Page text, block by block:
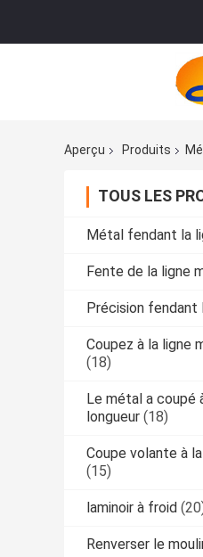
Aperçu Produits
TOUS LES
Métal fendant la
Fente de la ligne
Précision fendant
Coupez à la ligne
(18)
Le métal a coupé
longueur (18)
Coupe volante à
(15)
laminoir à froid
Renverser le